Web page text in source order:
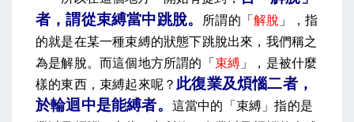
者，謂從束縛當中跳脫。 所謂的「解脫 」，指
的就是在某一種束縛的狀態下跳脫出來，我們稱之
為是解脫。而這個地方所謂的「 束縛 」，是被什麼
樣的東西，束縛起來呢？ 此復業及煩惱二者，
於輪迴中是能縛者。
這當中的「束縛」指的是